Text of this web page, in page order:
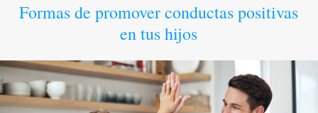
Formas de promover conductas positivas
en tus hijos